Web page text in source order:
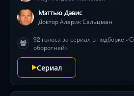
путешествий в иные измерения —
внутренними демонами. Смогут
множатся тени прошлого?
Мэттью Дэвис
Доктор Аларик Сальцман
92 голоса за сериал в подборке
оборотней»
Сериал